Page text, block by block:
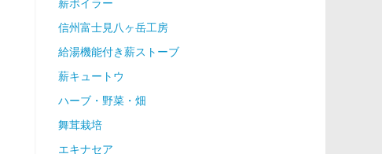
薪ボイラー
信州富士見八ヶ岳工房
給湯機能付き薪ストーブ
薪キュートウ
ハーブ・野菜・畑
舞茸栽培
エキナセア